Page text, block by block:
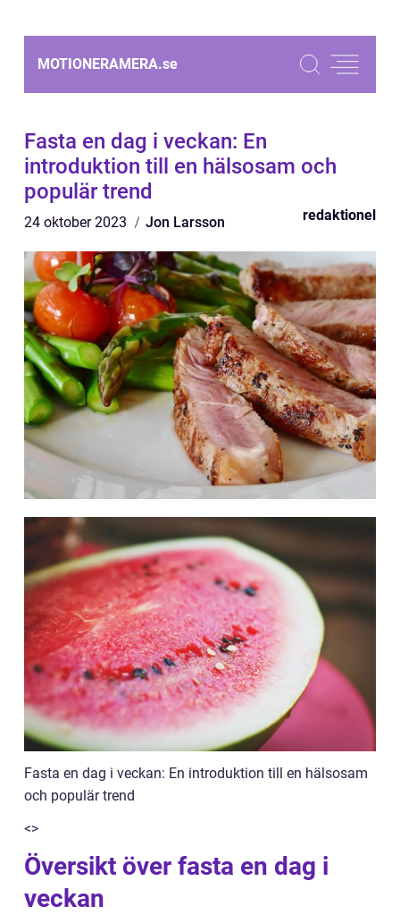
MOTIONERAMERA.se
Fasta en dag i veckan: En
introduktion till en hälsosam och
populär trend
24 oktober 2023 Jon Larsson redaktionel
Fasta en dag i veckan: En introduktion till en hälsosam
och populär trend
<>
Översikt över fasta en dag i
veckan